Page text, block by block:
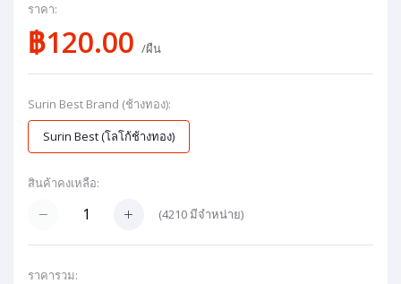
ราคา:
฿120.00 /ผืน
Surin Best Brand (ช้างทอง):
Surin Best (โลโก้ช้างทอง)
สินค้าคงเหลือ:
(4210มีจำหน่าย)
ราคารวม: